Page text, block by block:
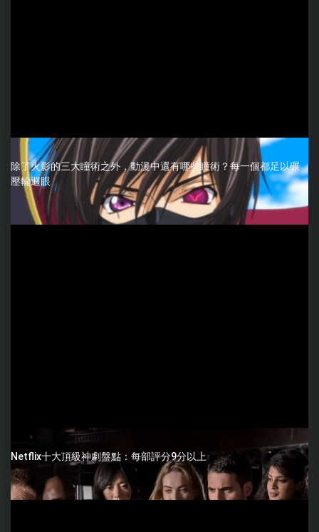
除了火影的三大瞳術之外，動漫中還有哪些瞳術？每一個都足以碾
壓輪迴眼
Netflix十大頂級神劇盤點：每部評分9分以上